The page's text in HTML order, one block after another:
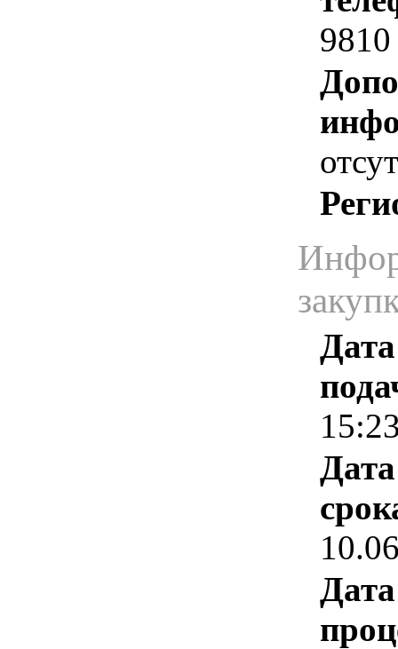
9810